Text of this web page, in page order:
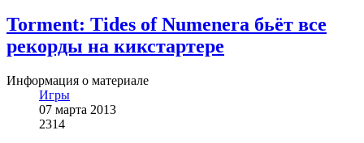
Torment: Tides of Numenera бьёт все
рекорды на кикстартере
Информация о материале
Игры
07 марта 2013
2314